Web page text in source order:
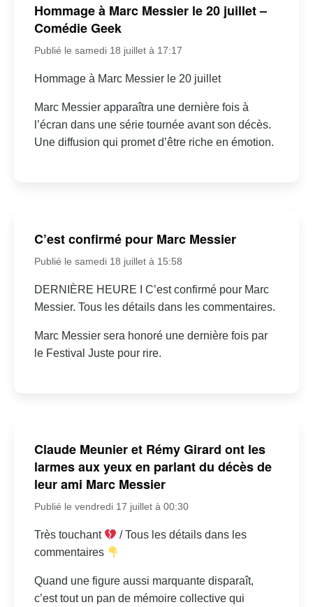
Hommage à Marc Messier le 20 juillet –
Comédie Geek
Publié le samedi 18 juillet à 17:17
Hommage à Marc Messier le 20 juillet
Marc Messier apparaîtra une dernière fois à
l’écran dans une série tournée avant son décès.
Une diffusion qui promet d’être riche en émotion.
C’est confirmé pour Marc Messier
Publié le samedi 18 juillet à 15:58
DERNIÈRE HEURE I C’est confirmé pour Marc
Messier. Tous les détails dans les commentaires.
Marc Messier sera honoré une dernière fois par
le Festival Juste pour rire.
Claude Meunier et Rémy Girard ont les
larmes aux yeux en parlant du décès de
leur ami Marc Messier
Publié le vendredi 17 juillet à 00:30
Très touchant
/ Tous les détails dans les
commentaires
Quand une figure aussi marquante disparaît,
c’est tout un pan de mémoire collective qui